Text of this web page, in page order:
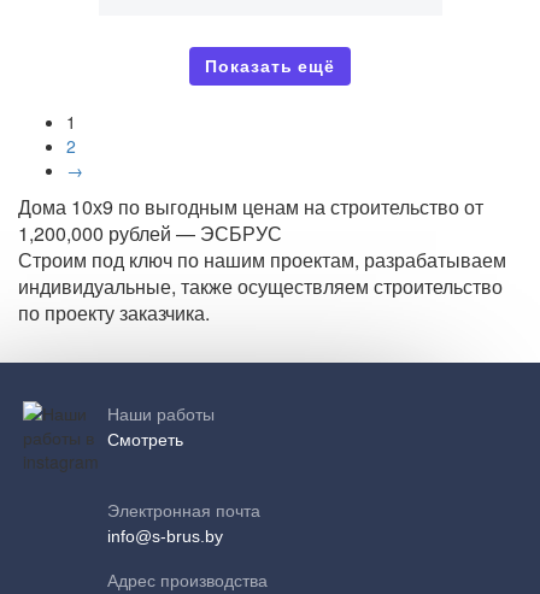
Показать ещё
1
2
→
Дома 10х9 по выгодным ценам на строительство от
1,200,000 рублей — ЭСБРУС
Строим под ключ по нашим проектам, разрабатываем
индивидуальные, также осуществляем строительство
по проекту заказчика.
Наши работы
Смотреть
Электронная почта
info@s-brus.by
Адрес производства